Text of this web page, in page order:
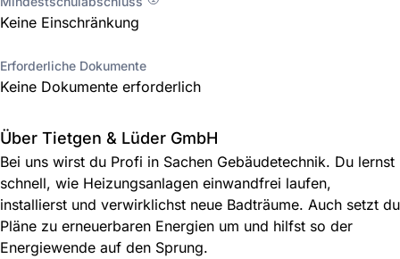
Keine Einschränkung
Erforderliche Dokumente
Keine Dokumente erforderlich
Über Tietgen & Lüder GmbH
Bei uns wirst du Profi in Sachen Gebäudetechnik. Du lernst
schnell, wie Heizungsanlagen einwandfrei laufen,
installierst und verwirklichst neue Badträume. Auch setzt du
Pläne zu erneuerbaren Energien um und hilfst so der
Energiewende auf den Sprung.